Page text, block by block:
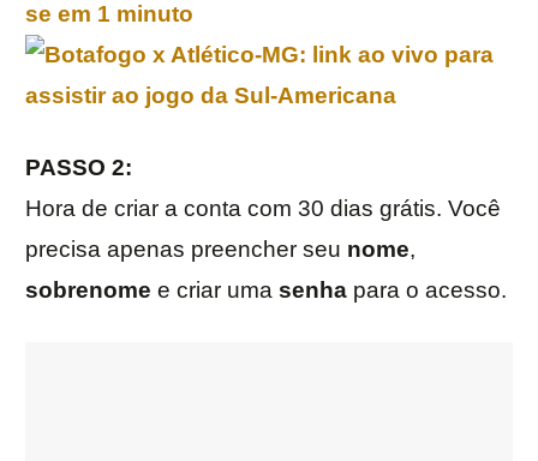
se em 1 minuto
PASSO 2:
Hora de criar a conta com 30 dias grátis. Você
precisa apenas preencher seu nome,
sobrenome e criar uma senha para o acesso.